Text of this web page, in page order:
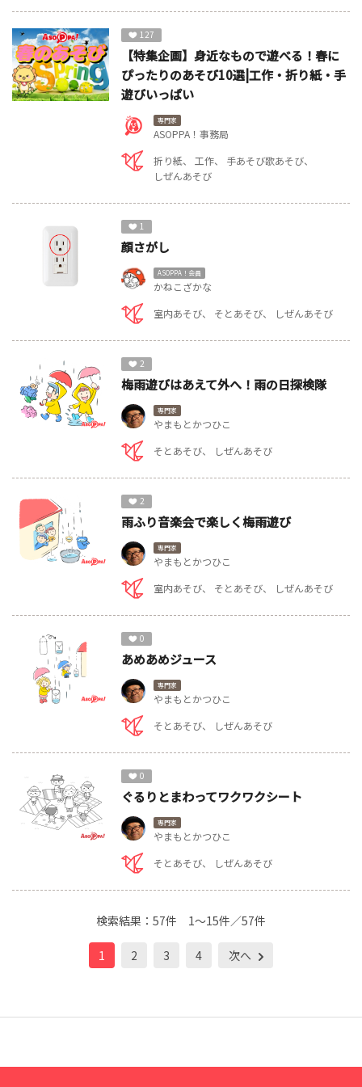
127
【特集企画】身近なもので遊べる！春に
ぴったりのあそび10選|工作・折り紙・手
遊びいっぱい
専門家
ASOPPA！事務局
折り紙
工作
手あそび歌あそび
しぜんあそび
1
顔さがし
ASOPPA！会員
かねこざかな
室内あそび
そとあそび しぜんあそび
2
梅雨遊びはあえて外へ！雨の日探検隊
専門家
やまもとかつひこ
そとあそび
しぜんあそび
2
雨ふり音楽会で楽しく梅雨遊び
専門家
やまもとかつひこ
室内あそび
そとあそび しぜんあそび
0
あめあめジュース
専門家
やまもとかつひこ
そとあそび
しぜんあそび
0
ぐるりとまわってワクワクシート
専門家
やまもとかつひこ
そとあそび
しぜんあそび
検索結果： 57件 1～15件／57件
1 2 3 4 次へ